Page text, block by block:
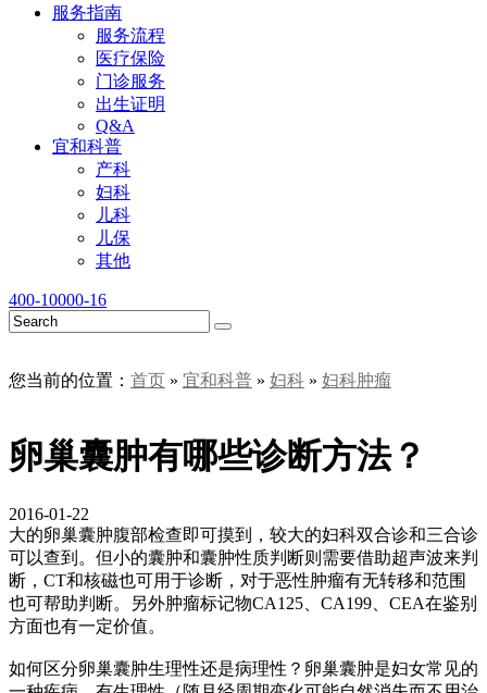
服务指南
服务流程
医疗保险
门诊服务
出生证明
Q&A
宜和科普
产科
妇科
儿科
儿保
其他
400-10000-16
您当前的位置： 首页 » 宜和科普 » 妇科 » 妇科肿瘤
卵巢囊肿有哪些诊断方法？
2016-01-22
大的卵巢囊肿腹部检查即可摸到，较大的妇科双合诊和三合诊
可以查到。但小的囊肿和囊肿性质判断则需要借助超声波来判
断，CT和核磁也可用于诊断，对于恶性肿瘤有无转移和范围
也可帮助判断。另外肿瘤标记物CA125、CA199、CEA在鉴别
方面也有一定价值。
如何区分卵巢囊肿生理性还是病理性？卵巢囊肿是妇女常见的